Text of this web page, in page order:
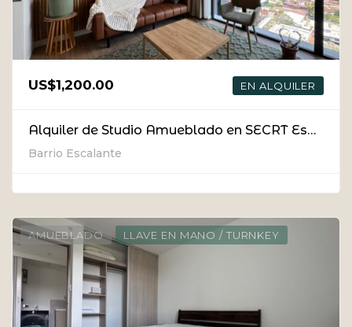
US$1,200.00 EN ALQUILER
Alquiler de Studio Amueblado en SECRT Escalante [Opción Con/Sin Parqueo]
Barrio Escalante
AMUEBLADO LLAVE EN MANO / TURNKEY